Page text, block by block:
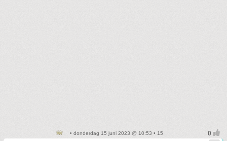
• donderdag 15 juni 2023 @ 10:53 • 15